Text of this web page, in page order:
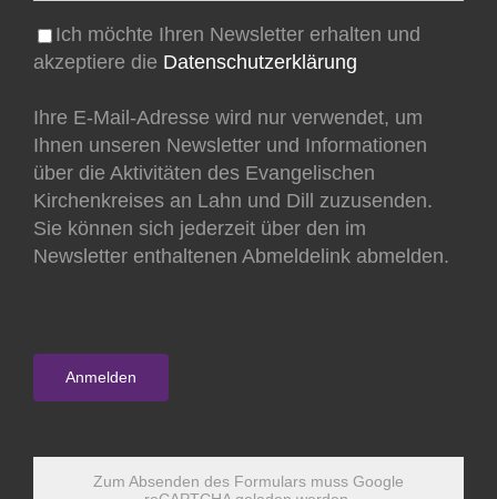
Ich möchte Ihren Newsletter erhalten und
akzeptiere die Datenschutzerklärung
Ihre E-Mail-Adresse wird nur verwendet, um
Ihnen unseren Newsletter und Informationen
über die Aktivitäten des Evangelischen
Kirchenkreises an Lahn und Dill zuzusenden.
Sie können sich jederzeit über den im
Newsletter enthaltenen Abmeldelink abmelden.
Zum Absenden des Formulars muss Google